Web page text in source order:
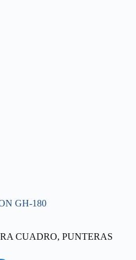
GH-180
CUADRO, PUNTERAS